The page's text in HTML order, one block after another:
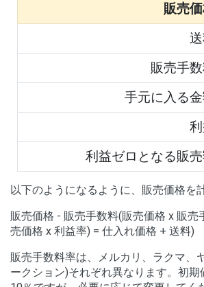
販売
販売手
手元に入る
利益ゼロとなる販
以下のようになるように、販売価格を
販売価格 - 販売手数料(販売価格 x 販売
売価格 x 利益率) = 仕入れ価格 + 送料)
販売手数料率は、メルカリ、ラクマ、
ークション)それぞれ異なります。初期